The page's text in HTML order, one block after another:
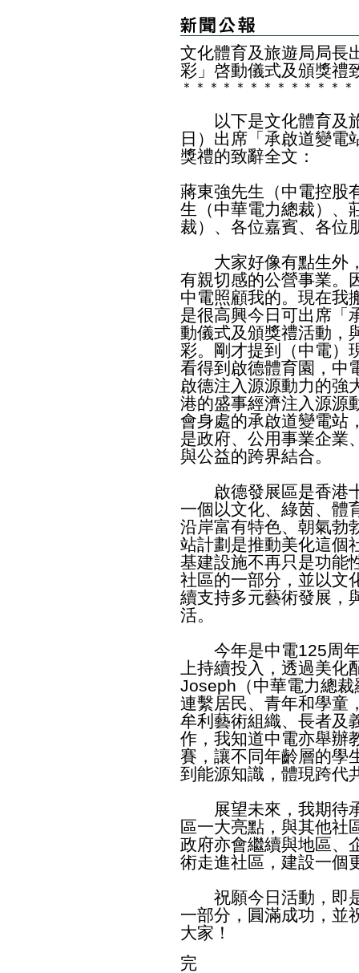
文化體育及旅遊局局長
彩」啓動儀式及頒獎禮
＊ ＊ ＊ ＊ ＊ ＊ ＊ ＊ ＊ ＊ ＊ ＊ ＊
以下是文化體育及旅
日）出席「承啟道變電
獎禮的致辭全文：
蔣東強先生（中電控股
生（中華電力總裁）、
裁）、各位嘉賓、各位
大家好像有點生外，
有親切感的公營事業。
中電照顧我的。現在我
是很高興今日可出席「
動儀式及頒獎禮活動，
彩。剛才提到（中電）
看得到啟德體育園，中
啟德注入源源動力的強
港的盛事經濟注入源源
會身處的承啟道變電站
是政府、公用事業企業
與公益的跨界結合。
啟德發展區是香港十
一個以文化、綠茵、體
沿岸富有特色、朝氣勃
站計劃是推動美化這個
基建設施不再只是功能
社區的一部分，並以文
續支持多元藝術發展，
活。
今年是中電125周年
上持續投入，透過美
Joseph（中華電力總
連繫居民、青年和學童
牟利藝術組織、長者及
作，我知道中電亦舉辦
賽，讓不同年齡層的學
到能源知識，體現跨代
展望未來，我期待承
區一大亮點，與其他社
政府亦會繼續與地區、
術走進社區，建設一個
祝願今日活動，即是
一部分，圓滿成功，並
大家！
完